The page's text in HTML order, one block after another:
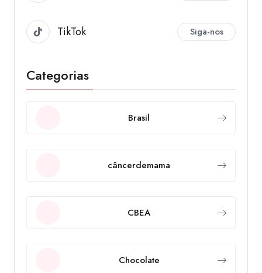
TikTok Siga-nos
Categorias
Brasil
câncerdemama
CBEA
Chocolate